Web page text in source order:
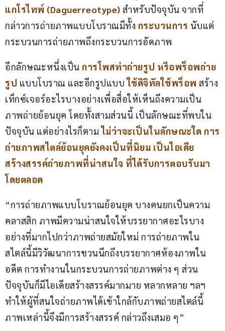
แกโรไทพ์ (Daguerreotype) สำหรับปัจจุบัน จากที่
กล่าวการถ่ายภาพแบบโบราณมีทั้ง กระบวนการ นับแต่
กระบวนการถ่ายภาพถึงกระบวนการอัดภาพ
อีกลักษณะหนึ่งเป็น การโพสท่าถ่ายรูป หรือพร็อพถ่าย
รูป แบบโบราณ และอีกรูปแบบ ใช้ดิจิทัลใช้พร็อพ สร้าง
เท็กซ์เจอร์อะไรบางอย่างเพื่อสื่อให้เห็นถึงความเป็น
ภาพถ่ายย้อนยุค โดยทั้งสามส่วนนี้ เป็นลักษณะที่พบใน
ปัจจุบัน แต่อย่างไรก็ตาม ไม่ว่าจะเป็นในลักษณะใด การ
ถ่ายภาพสไตล์ย้อนยุคยังคงเป็นที่นิยม เป็นไอเดีย
สร้างสรรค์ถ่ายภาพที่น่าสนใจ ที่ได้รับการตอบรับมา
โดยตลอด
“การถ่ายภาพแบบโบราณย้อนยุค บางคนยกเป็นความ
คลาสสิก ภาพมีความน่าสนใจให้บรรยากาศอะไรบาง
อย่างที่มากไปกว่าภาพถ่ายสมัยใหม่ การถ่ายภาพใน
สไตล์นี้มีวิวัฒนาการชวนนึกถึงบรรยากาศห้องภาพใน
อดีต การทำงานในกระบวนการถ่ายภาพต่าง ๆ ส่วน
ปัจจุบันก็มีไอเดียสร้างสรรค์มากมาย หลากหลาย ฯลฯ
ทำให้ผู้ที่สนใจถ่ายภาพได้เข้าใกล้กับภาพถ่ายสไตล์นี้
ภาพเหล่านี้จึงมีการสร้างสรรค์ กล่าวถึงเสมอ ๆ”